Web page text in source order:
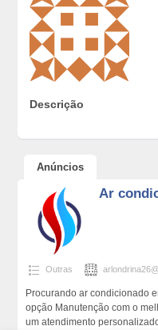
Descrição
Anúncios
Ar
Outras
Procurando ar condicionado
opção Manutenção com o
um atendimento